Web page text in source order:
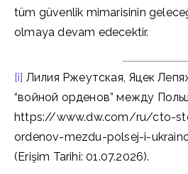
tüm güvenlik mimarisinin
olmaya devam edecektir.
[i] Лилия Ржеутская, Яцек
“войной орденов” между
https://www.dw.com/ru/cto-
ordenov-mezdu-polsej-i-
(Erişim Tarihi: 01.07.2026).